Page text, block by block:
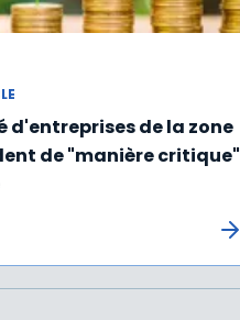
d'entreprises de la zone
de "manière critique"